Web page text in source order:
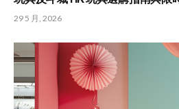
29 5 月, 2026